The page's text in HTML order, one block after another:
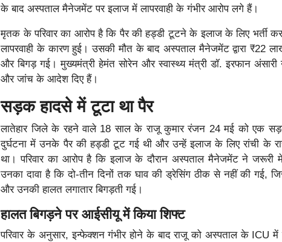
के बाद अस्पताल मैनेजमेंट पर इलाज में लापरवाही के गंभीर आरोप लगे हैं।
मृतक के परिवार का आरोप है कि पैर की हड्डी टूटने के इलाज के लिए भर्ती
लापरवाही के कारण हुई। उसकी मौत के बाद अस्पताल मैनेजमेंट द्वारा ₹22
और बिगड़ गई। मुख्यमंत्री हेमंत सोरेन और स्वास्थ्य मंत्री डॉ. इरफान अंसारी
और जांच के आदेश दिए हैं।
सड़क हादसे में टूटा था पैर
लातेहार जिले के रहने वाले 18 साल के राजू कुमार रंजन 24 मई को एक
दुर्घटना में उनके पैर की हड्डी टूट गई थी और उन्हें इलाज के लिए रांची के राज
था। परिवार का आरोप है कि इलाज के दौरान अस्पताल मैनेजमेंट ने जरूरी
उनका दावा है कि दो-तीन दिनों तक घाव की ड्रेसिंग ठीक से नहीं की गई,
और उनकी हालत लगातार बिगड़ती गई।
हालत बिगड़ने पर आईसीयू में किया शिफ्ट
परिवार के अनुसार, इन्फेक्शन गंभीर होने के बाद राजू को अस्पताल के ICU